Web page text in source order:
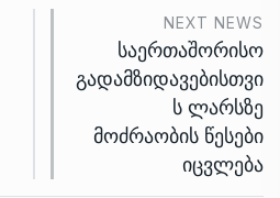
NEXT NEWS
საერთაშორისო
გადამზიდავებისთვი
ს ლარსზე
მოძრაობის წესები
იცვლება